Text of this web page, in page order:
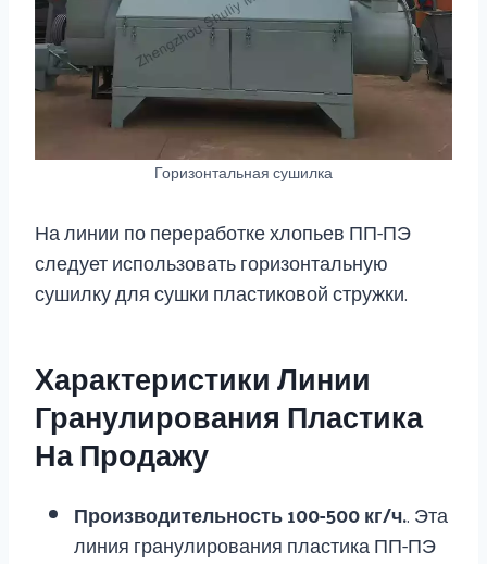
Горизонтальная сушилка
На линии по переработке хлопьев ПП-ПЭ
следует использовать горизонтальную
сушилку для сушки пластиковой стружки.
Характеристики Линии
Гранулирования Пластика
На Продажу
Производительность 100-500 кг/ч.. Эта
линия гранулирования пластика ПП-ПЭ